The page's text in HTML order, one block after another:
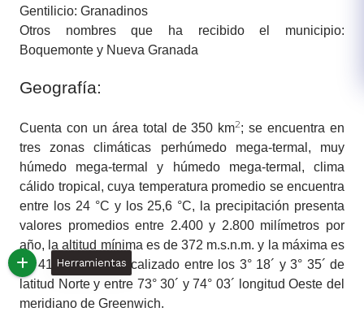
Gentilicio: Granadinos
Otros nombres que ha recibido el municipio:
Boquemonte y Nueva Granada
Geografía:
Cuenta con un área total de 350 km2; se encuentra en
tres zonas climáticas perhúmedo mega-termal, muy
húmedo mega-termal y húmedo mega-termal, clima
cálido tropical, cuya temperatura promedio se encuentra
entre los 24 °C y los 25,6 °C, la precipitación presenta
valores promedios entre 2.400 y 2.800 milímetros por
año, la altitud mínima es de 372 m.s.n.m. y la máxima es
de 410 m.s.n.m., localizado entre los 3° 18´ y 3° 35´ de
latitud Norte y entre 73° 30´ y 74° 03´ longitud Oeste del
meridiano de Greenwich.
Herramientas